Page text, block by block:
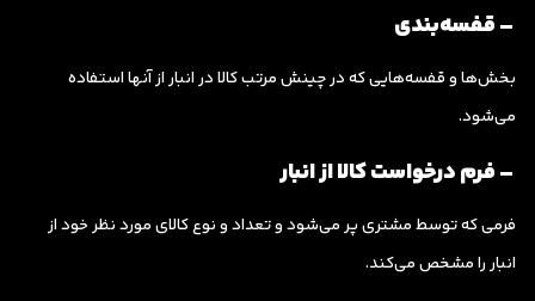
– قفسه‌بندی
بخش‌ها و قفسه‌هایی که در چینش مرتب کالا در انبار از آنها استفاده
می‌شود.
– فرم درخواست کالا از انبار
فرمی که توسط مشتری پر می‌شود و تعداد و نوع کالای مورد نظر خود از
انبار را مشخص می‌کند.